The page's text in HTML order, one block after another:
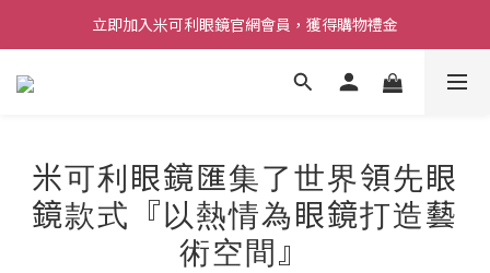
立即加入米可利眼鏡官網會員，獲得購物禮金
米可利眼鏡匯集了世界領先眼
鏡款式『以熱情為眼鏡打造藝
術空間』